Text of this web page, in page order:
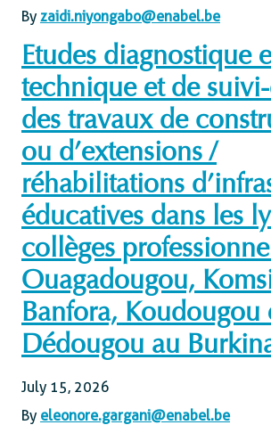
By zaidi.niyongabo@enabel.be
Etudes diagnostique
technique et de
des travaux de
ou d’extensions /
réhabilitations
éducatives dans les
collèges
Ouagadougou,
Banfora, Koudougou
Dédougou au
July 15, 2026
By eleonore.gargani@enabel.be